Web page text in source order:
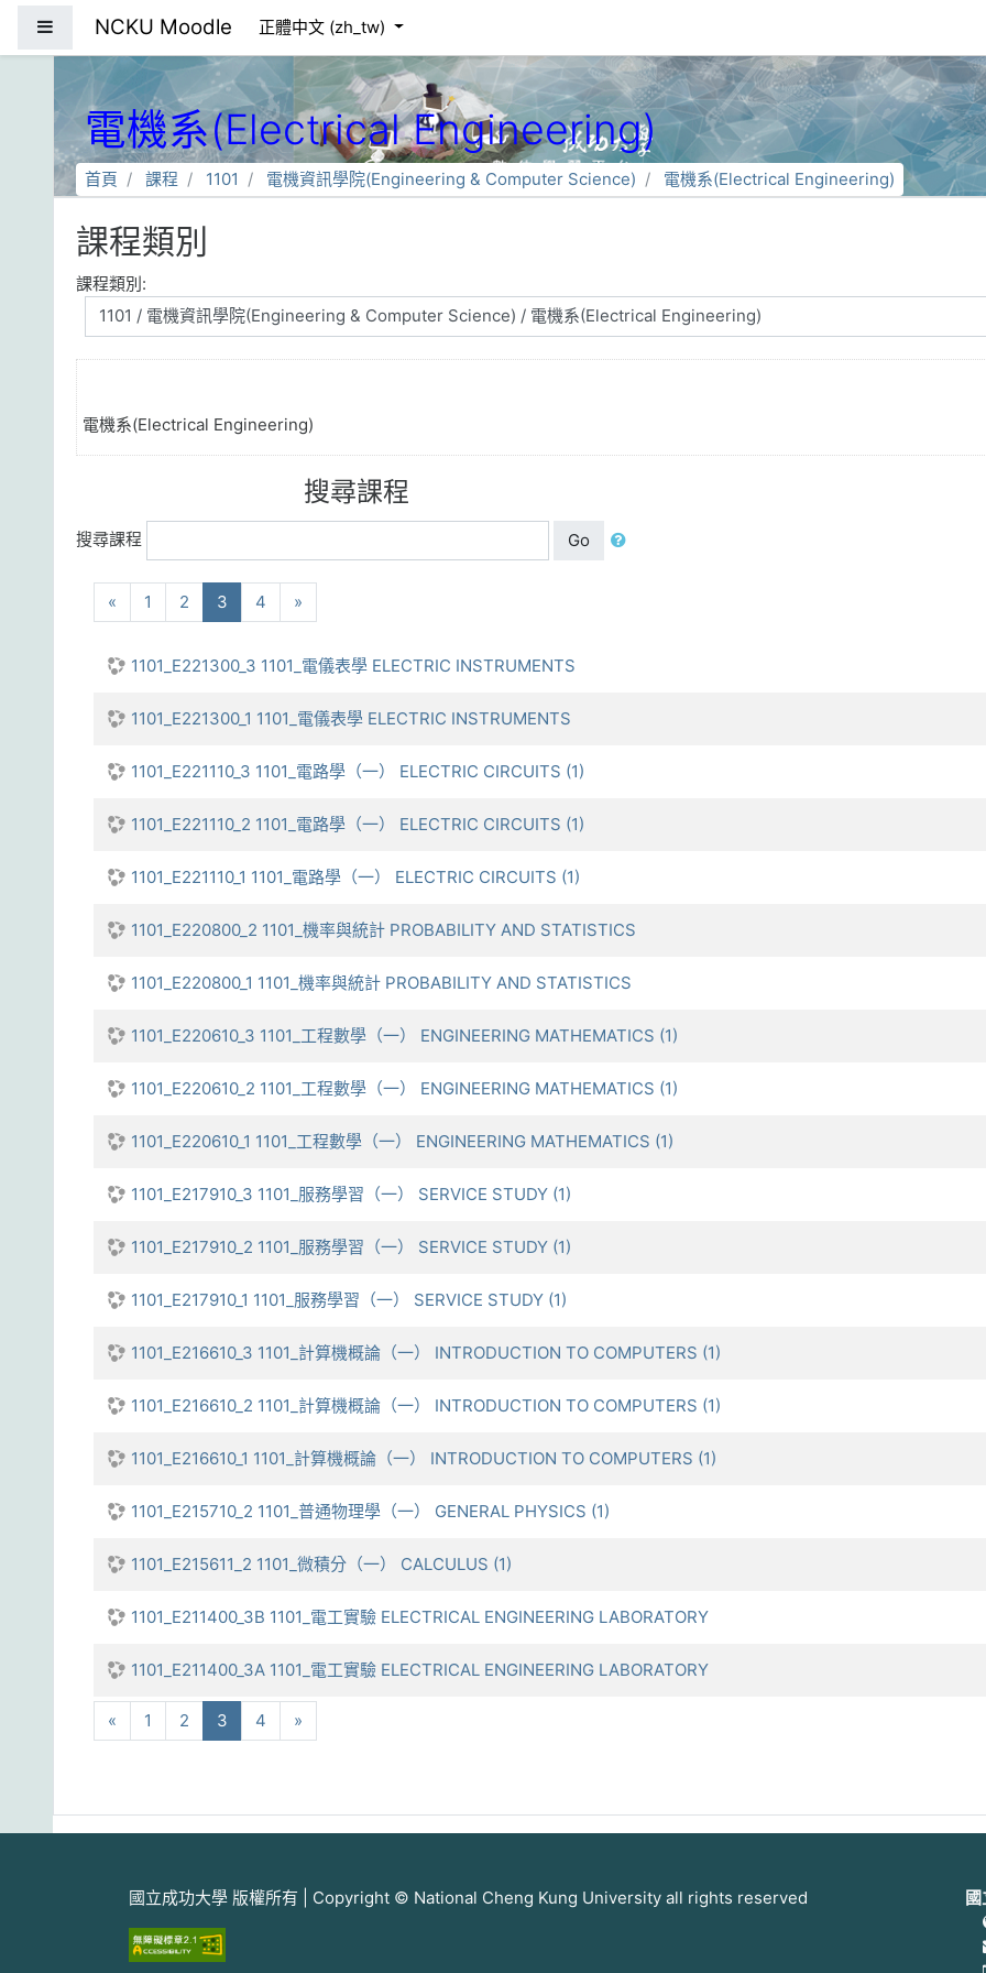
NCKU Moodle 正體中文 ‎(zh_tw)‎
電機系(Electrical Engineering)
首頁 課程 1101 電機資訊學院(Engineering & Computer Science) 電機系(Electrical Engineering)
課程類別
課程類別:
電機系(Electrical Engineering)
搜尋課程
搜尋課程 Go
« 向前1 2 3 (current)
4 »
1101_E221300_3 1101_電儀表學 ELECTRIC INSTRUMENTS
1101_E221300_1 1101_電儀表學 ELECTRIC INSTRUMENTS
1101_E221110_3 1101_電路學（一） ELECTRIC CIRCUITS (1)
1101_E221110_2 1101_電路學（一） ELECTRIC CIRCUITS (1)
1101_E221110_1 1101_電路學（一） ELECTRIC CIRCUITS (1)
1101_E220800_2 1101_機率與統計 PROBABILITY AND STATISTICS
1101_E220800_1 1101_機率與統計 PROBABILITY AND STATISTICS
1101_E220610_3 1101_工程數學（一） ENGINEERING MATHEMATICS (1)
1101_E220610_2 1101_工程數學（一） ENGINEERING MATHEMATICS (1)
1101_E220610_1 1101_工程數學（一） ENGINEERING MATHEMATICS (1)
1101_E217910_3 1101_服務學習（一） SERVICE STUDY (1)
1101_E217910_2 1101_服務學習（一） SERVICE STUDY (1)
1101_E217910_1 1101_服務學習（一） SERVICE STUDY (1)
1101_E216610_3 1101_計算機概論（一） INTRODUCTION TO COMPUTERS (1)
1101_E216610_2 1101_計算機概論（一） INTRODUCTION TO COMPUTERS (1)
1101_E216610_1 1101_計算機概論（一） INTRODUCTION TO COMPUTERS (1)
1101_E215710_2 1101_普通物理學（一） GENERAL PHYSICS (1)
1101_E215611_2 1101_微積分（一） CALCULUS (1)
1101_E211400_3B 1101_電工實驗 ELECTRICAL ENGINEERING LABORATORY
1101_E211400_3A 1101_電工實驗 ELECTRICAL ENGINEERING LABORATORY
« 向前1 2 3 (current)
4 »
國立成功大學 版權所有 | Copyright © National Cheng Kung University all rights reserved